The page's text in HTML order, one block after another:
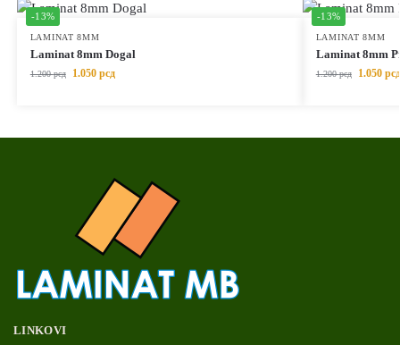
-13%
LAMINAT 8MM
Laminat 8mm Dogal
1.200рсд 1.050 рсд
-13%
LAMINAT 8MM
Laminat 8mm
1.200рсд 1.050 рсд
LINKOVI